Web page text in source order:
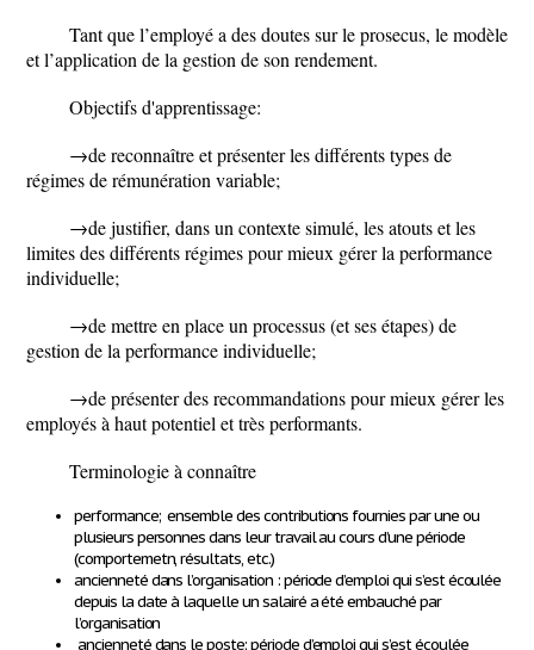
Tant que l’employé a des doutes sur le prosecus, le modèle
et l’application de la gestion de son rendement.
Objectifs d'apprentissage:
→de reconnaître et présenter les différents types de
régimes de rémunération variable;
→de justifier, dans un contexte simulé, les atouts et les
limites des différents régimes pour mieux gérer la performance
individuelle;
→de mettre en place un processus (et ses étapes) de
gestion de la performance individuelle;
→de présenter des recommandations pour mieux gérer les
employés à haut potentiel et très performants.
Terminologie à connaître
performance; ensemble des contributions fournies par une ou
plusieurs personnes dans leur travail au cours d’une période
(comportemetn, résultats, etc.)
ancienneté dans l’organisation : période d’emploi qui s’est écoulée
depuis la date à laquelle un salairé a été embauché par
l’organisation
ancienneté dans le poste;période d’emploi qui s’est écoulée